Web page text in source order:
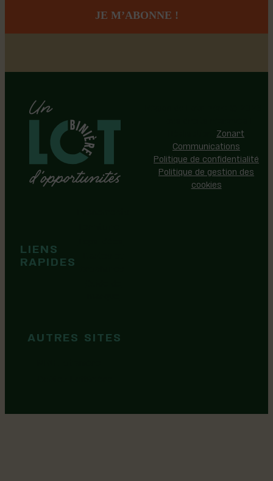
LIENS
RAPIDES
AUTRES SITES
Zonart
Communications
Politique de confidentialité
Politique de gestion des
cookies